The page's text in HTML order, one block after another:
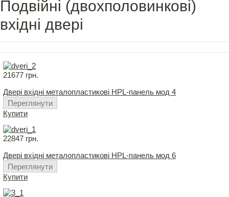
Подвійні (двохполовинкові)
вхідні двері
21677 грн.
Двері вхідні металопластикові HPL-панель мод 4
Переглянути
Купити
22847 грн.
Двері вхідні металопластикові HPL-панель мод 6
Переглянути
Купити